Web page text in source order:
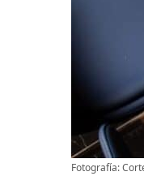
Fotografía: